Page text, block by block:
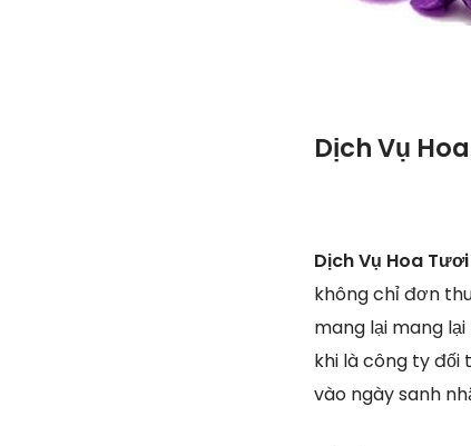
Dịch Vụ
Dịch Vụ Hoa
không chỉ đơn
mang lại mang
khi là công ty đối
vào ngày sanh